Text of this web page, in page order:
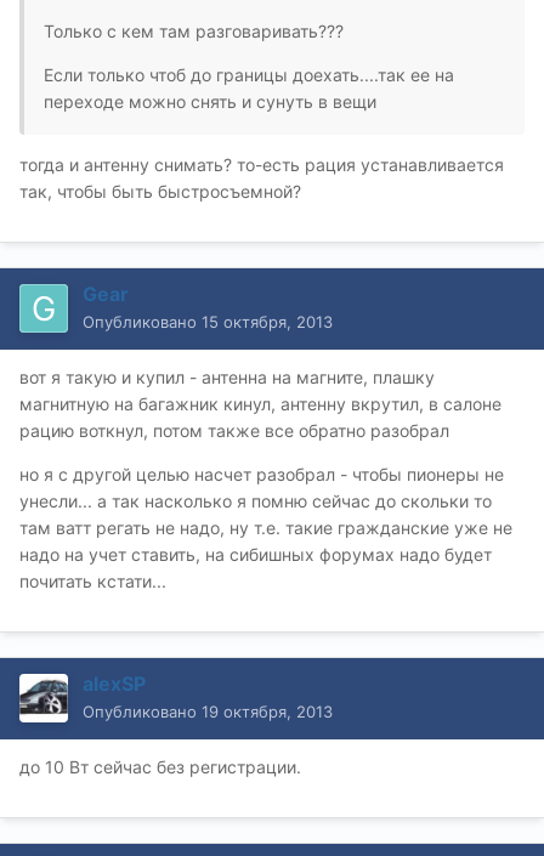
Только с кем там разговаривать???
Если только чтоб до границы доехать....так ее на
переходе можно снять и сунуть в вещи
тогда и антенну снимать? то-есть рация устанавливается
так, чтобы быть быстросъемной?
Gear
Опубликовано 15 октября, 2013
вот я такую и купил - антенна на магните, плашку
магнитную на багажник кинул, антенну вкрутил, в салоне
рацию воткнул, потом также все обратно разобрал
но я с другой целью насчет разобрал - чтобы пионеры не
унесли... а так насколько я помню сейчас до скольки то
там ватт регать не надо, ну т.е. такие гражданские уже не
надо на учет ставить, на сибишных форумах надо будет
почитать кстати...
alexSP
Опубликовано 19 октября, 2013
до 10 Вт сейчас без регистрации.